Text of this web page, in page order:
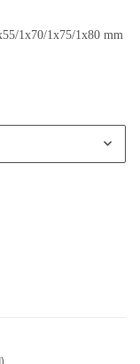
1x70/1x75/1x80 mm